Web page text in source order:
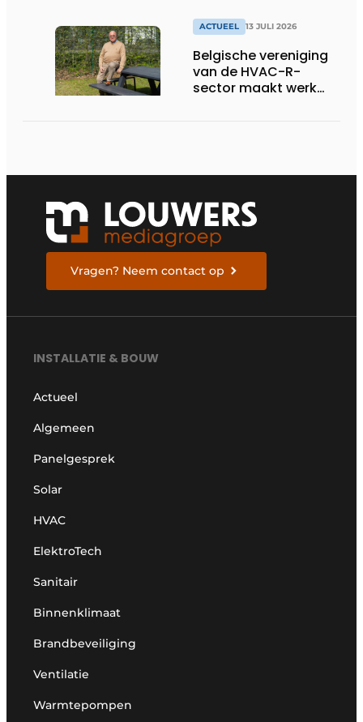
ACTUEEL 13 JULI 2026
Belgische vereniging
van de HVAC-R-
sector maakt werk
Vragen? Neem contact op
INSTALLATIE & BOUW
Actueel
Algemeen
Panelgesprek
Solar
HVAC
ElektroTech
Sanitair
Binnenklimaat
Brandbeveiliging
Ventilatie
Warmtepompen